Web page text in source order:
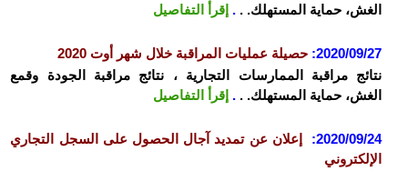
الغش، حماية المستهلك. . . إقرأ التفاصيل
2020/09/27
: حصيلة عمليات المراقبة خلال شهر أوت 2020
نتائج مراقبة الممارسات التجارية ، نتائج مراقبة الجودة وقمع
الغش، حماية المستهلك. . . إقرأ التفاصيل
2020/09/24
:
إعلان عن تمديد آجال الحصول على السجل التجاري
الإلكتروني